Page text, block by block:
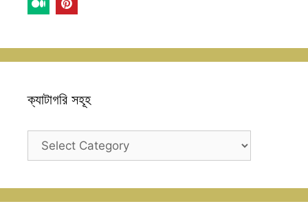
ক্যাটাগরি সহূহ
ক্যাটাগরি